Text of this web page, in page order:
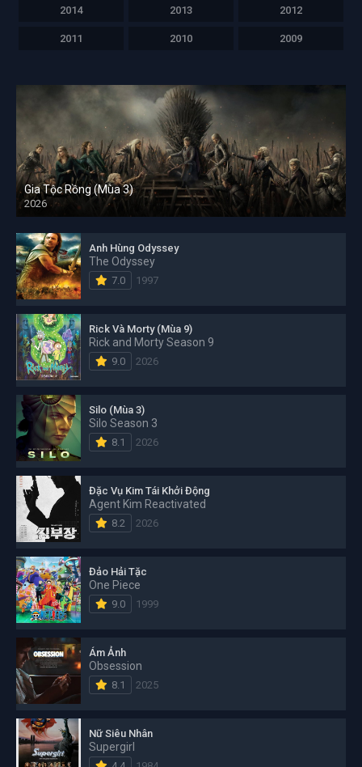
2014 2013 2012
2011 2010 2009
Gia Tộc Rồng (Mùa 3)
2026
Anh Hùng Odyssey
The Odyssey
7.0 1997
Rick Và Morty (Mùa 9)
Rick and Morty Season 9
9.0 2026
Silo (Mùa 3)
Silo Season 3
8.1 2026
Đặc Vụ Kim Tái Khởi Động
Agent Kim Reactivated
8.2 2026
Đảo Hải Tặc
One Piece
9.0 1999
Ám Ảnh
Obsession
8.1 2025
Nữ Siêu Nhân
Supergirl